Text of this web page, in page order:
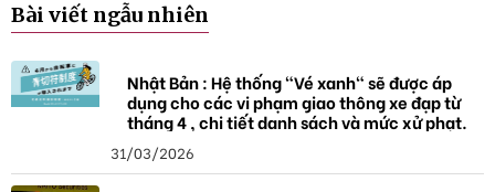
h
a
Bài viết ngẫu nhiên
Nhật Bản : Hệ thống "Vé xanh" sẽ được áp
dụng cho các vi phạm giao thông xe đạp từ
tháng 4 , chi tiết danh sách và mức xử phạt.
31/03/2026